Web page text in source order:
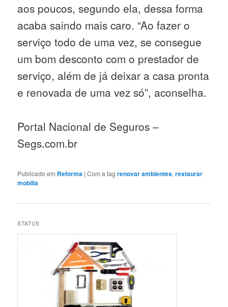
aos poucos, segundo ela, dessa forma
acaba saindo mais caro. “Ao fazer o
serviço todo de uma vez, se consegue
um bom desconto com o prestador de
serviço, além de já deixar a casa pronta
e renovada de uma vez só”, aconselha.
Portal Nacional de Seguros –
Segs.com.br
Publicado em Reforma |Com a tagrenovar ambientes,restaurar
mobilia
STATUS